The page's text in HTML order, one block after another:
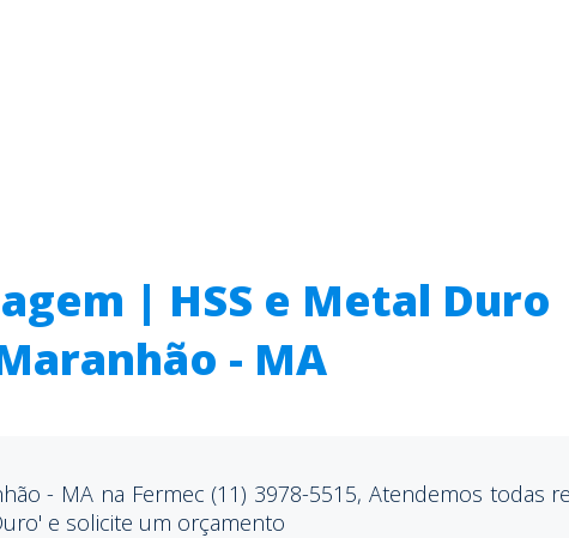
| HSS e Metal Duro
- MA
- MA na Fermec (11) 3978-5515, Atendemos todas
e solicite um orçamento